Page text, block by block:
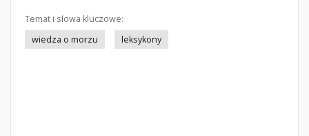
Temat i słowa kluczowe:
wiedza o morzu
leksykony